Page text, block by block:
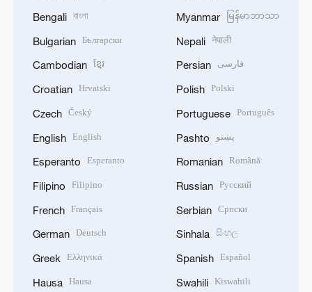
Bengali বাংলা
Bulgarian Български
Cambodian ខ្មែរ
Croatian Hrvatski
Czech Český
English English
Esperanto Esperanto
Filipino Filipino
French Français
German Deutsch
Greek Ελληνικά
Hausa Hausa
Myanmar မြန်မာဘာသာ
Nepali नेपाली
Persian فارسی
Polish Polski
Portuguese Português
Pashto پښتو
Romanian Română
Russian Русский
Serbian Српски
Sinhala සිංහල
Spanish Español
Swahili Kiswahili